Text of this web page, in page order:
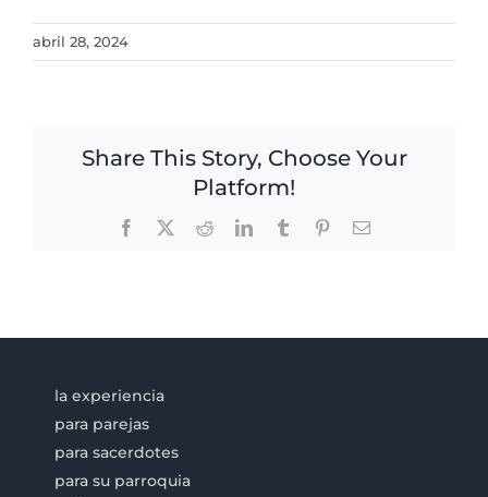
abril 28, 2024
Share This Story, Choose Your
Platform!
Facebook RedditLinkedInTumblr PinterestEmail
la experiencia
para parejas
para sacerdotes
para su parroquia